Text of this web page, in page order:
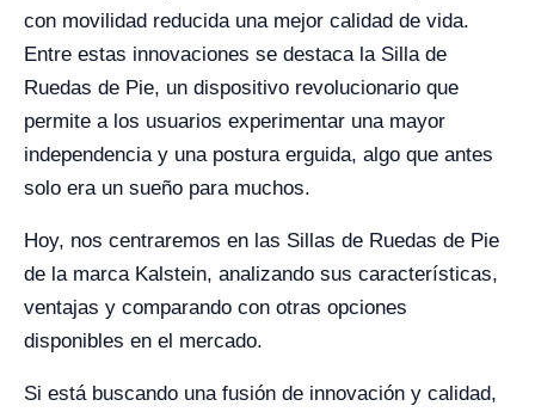
con movilidad reducida una mejor calidad de vida.
Entre estas innovaciones se destaca la Silla de
Ruedas de Pie, un dispositivo revolucionario que
permite a los usuarios experimentar una mayor
independencia y una postura erguida, algo que antes
solo era un sueño para muchos.
Hoy, nos centraremos en las Sillas de Ruedas de Pie
de la marca Kalstein, analizando sus características,
ventajas y comparando con otras opciones
disponibles en el mercado.
Si está buscando una fusión de innovación y calidad,